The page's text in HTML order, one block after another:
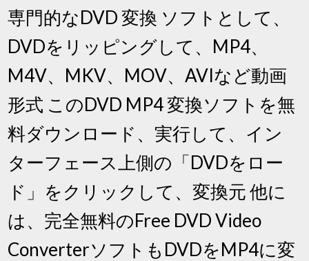
専門的なDVD 変換 ソフトとして、
DVDをリッピングして、MP4、
M4V、MKV、MOV、AVIなど動画
形式 このDVD MP4 変換ソフトを無
料ダウンロード、実行して、イン
ターフェース上側の「DVDをロー
ド」をクリックして、変換元 他に
は、完全無料のFree DVD Video
ConverterソフトもDVDをMP4に変